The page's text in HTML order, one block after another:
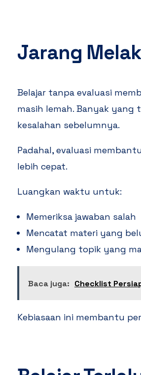
Jarang
Belajar tanpa evaluasi
masih lemah. Banyak yang
kesalahan sebelumnya.
Padahal, evaluasi
lebih cepat.
Luangkan waktu untuk:
Memeriksa jawaban salah
Mencatat materi yang
Mengulang topik yang
Baca juga: Checklist
Kebiasaan ini membantu